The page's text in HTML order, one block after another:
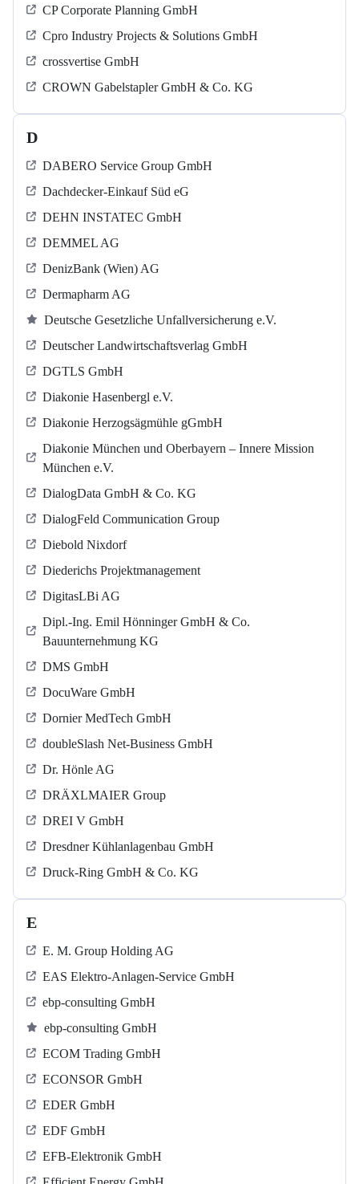
CP Corporate Planning GmbH
Cpro Industry Projects & Solutions GmbH
crossvertise GmbH
CROWN Gabelstapler GmbH & Co. KG
D
DABERO Service Group GmbH
Dachdecker-Einkauf Süd eG
DEHN INSTATEC GmbH
DEMMEL AG
DenizBank (Wien) AG
Dermapharm AG
Deutsche Gesetzliche Unfallversicherung e.V.
Deutscher Landwirtschaftsverlag GmbH
DGTLS GmbH
Diakonie Hasenbergl e.V.
Diakonie Herzogsägmühle gGmbH
Diakonie München und Oberbayern – Innere Mission
München e.V.
DialogData GmbH & Co. KG
DialogFeld Communication Group
Diebold Nixdorf
Diederichs Projektmanagement
DigitasLBi AG
Dipl.-Ing. Emil Hönninger GmbH & Co.
Bauunternehmung KG
DMS GmbH
DocuWare GmbH
Dornier MedTech GmbH
doubleSlash Net-Business GmbH
Dr. Hönle AG
DRÄXLMAIER Group
DREI V GmbH
Dresdner Kühlanlagenbau GmbH
Druck-Ring GmbH & Co. KG
E
E. M. Group Holding AG
EAS Elektro-Anlagen-Service GmbH
ebp-consulting GmbH
ebp-consulting GmbH
ECOM Trading GmbH
ECONSOR GmbH
EDER GmbH
EDF GmbH
EFB-Elektronik GmbH